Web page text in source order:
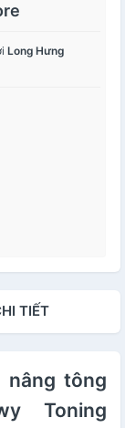
Long Hưng
TIẾT
nâng tông
Toning